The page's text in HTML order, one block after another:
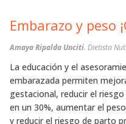
Amaya Ripalda Unciti. Dietista
La educación y el
embarazada permiten
gestacional, reducir el
en un 30%, aumentar el
y reducir el riesgo de parto